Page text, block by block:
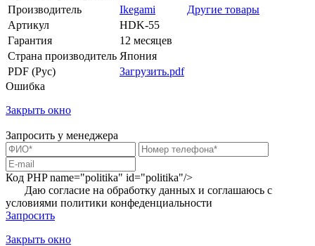
Производитель
Ikegami
Другие товары
Артикул
HDK-55
Гарантия
12 месяцев
Страна производитель Япония
PDF (Рус)
Загрузить.pdf
Ошибка
Закрыть окно
Запросить у менеджера
Код PHPname="politika" id="politika"/>
Даю согласие на обработку данных и соглашаюсь с
условиями политики конфеденциальности
Запросить
Закрыть окно